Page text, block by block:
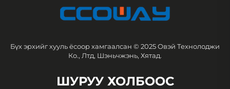
Бүх эрхийг хууль ёсоор хамгаалсан © 2025 Овэй Технолоджи
Ко., Лтд, Шэньчжэнь, Хятад.
ШУРУУ ХОЛБООС